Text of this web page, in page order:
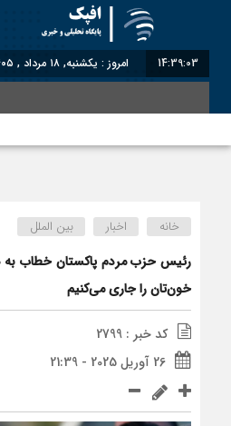
14:39:04 امروز : یکشنبه, ۱۸ مرداد , ۱۴۰۵
خانه اخبار بین الملل
رئیس حزب مردم پاکستان خطاب به
خون‌تان را جاری می‌کنیم
کد خبر : 2799
26 آوریل 2025 - 21:39